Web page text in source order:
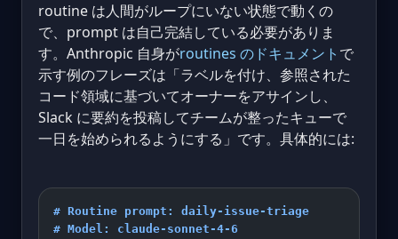
routine は人間がループにいない状態で動くの
で、prompt は自己完結している必要がありま
す。Anthropic 自身がroutines のドキュメント で
示す例のフレーズは「ラベルを付け、参照された
コード領域に基づいてオーナーをアサインし、
Slack に要約を投稿してチームが整ったキューで
一日を始められるようにする」です。具体的には:
# Routine prompt: daily-issue-triage
# Model: claude-sonnet-4-6